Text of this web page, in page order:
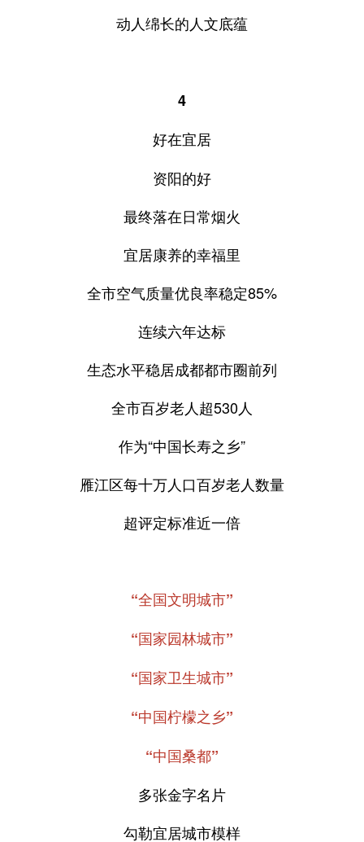
动人绵长的人文底蕴
4
好在宜居
资阳的好
最终落在日常烟火
宜居康养的幸福里
全市空气质量优良率稳定85%
连续六年达标
生态水平稳居成都都市圈前列
全市百岁老人超530人
作为“中国长寿之乡”
雁江区每十万人口百岁老人数量
超评定标准近一倍
“全国文明城市”
“国家园林城市”
“国家卫生城市”
“中国柠檬之乡”
“中国桑都”
多张金字名片
勾勒宜居城市模样